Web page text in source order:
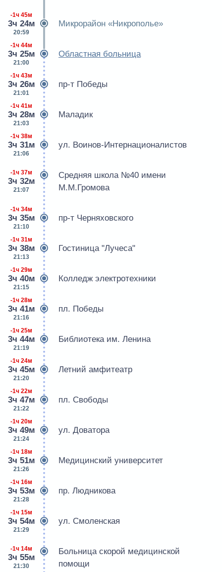
-1ч 45м
3ч 24м
20:59
Микрорайон «Никрополье»
-1ч 44м
3ч 25м
21:00
Областная больница
-1ч 43м
3ч 26м
21:01
пр-т Победы
-1ч 41м
3ч 28м
21:03
Маладик
-1ч 38м
3ч 31м
21:06
ул. Воинов-Интернационалистов
-1ч 37м
3ч 32м
21:07
Средняя школа №40 имени
М.М.Громова
-1ч 34м
3ч 35м
21:10
пр-т Черняховского
-1ч 31м
3ч 38м
21:13
Гостиница "Лучеса"
-1ч 29м
3ч 40м
21:15
Колледж электротехники
-1ч 28м
3ч 41м
21:16
пл. Победы
-1ч 25м
3ч 44м
21:19
Библиотека им. Ленина
-1ч 24м
3ч 45м
21:20
Летний амфитеатр
-1ч 22м
3ч 47м
21:22
пл. Свободы
-1ч 20м
3ч 49м
21:24
ул. Доватора
-1ч 18м
3ч 51м
21:26
Медицинский университет
-1ч 16м
3ч 53м
21:28
пр. Людникова
-1ч 15м
3ч 54м
21:29
ул. Смоленская
-1ч 14м
3ч 55м
21:30
Больница скорой медицинской
помощи